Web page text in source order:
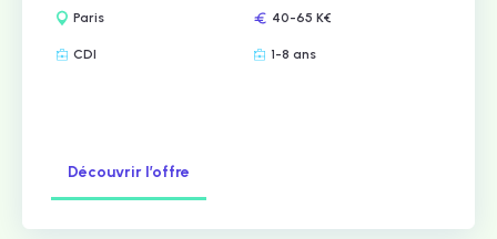
Paris 40-65 K€
CDI 1-8 ans
Découvrir l’offre